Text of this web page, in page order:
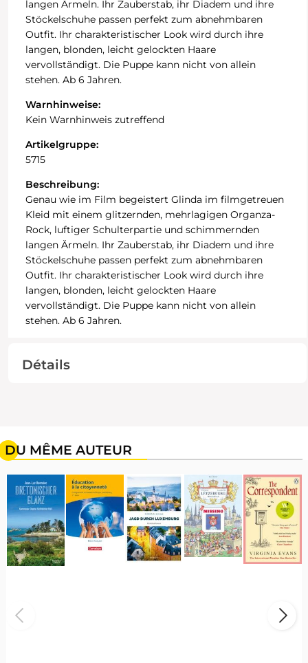
langen Ärmeln. Ihr Zauberstab, ihr Diadem und ihre
Stöckelschuhe passen perfekt zum abnehmbaren
Outfit. Ihr charakteristischer Look wird durch ihre
langen, blonden, leicht gelockten Haare
vervollständigt. Die Puppe kann nicht von allein
stehen. Ab 6 Jahren.
Warnhinweise:
Kein Warnhinweis zutreffend
Artikelgruppe:
5715
Beschreibung:
Genau wie im Film begeistert Glinda im filmgetreuen
Kleid mit einem glitzernden, mehrlagigen Organza-
Rock, luftiger Schulterpartie und schimmernden
langen Ärmeln. Ihr Zauberstab, ihr Diadem und ihre
Stöckelschuhe passen perfekt zum abnehmbaren
Outfit. Ihr charakteristischer Look wird durch ihre
langen, blonden, leicht gelockten Haare
vervollständigt. Die Puppe kann nicht von allein
stehen. Ab 6 Jahren.
Détails
DU MÊME AUTEUR